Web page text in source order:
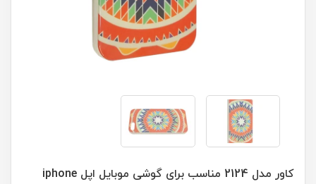
کاور مدل 2124 مناسب برای گوشی موبایل اپل iphone